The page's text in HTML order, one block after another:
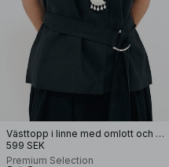
Västtopp i linne med omlott och bälte
599 SEK
Premium Selection